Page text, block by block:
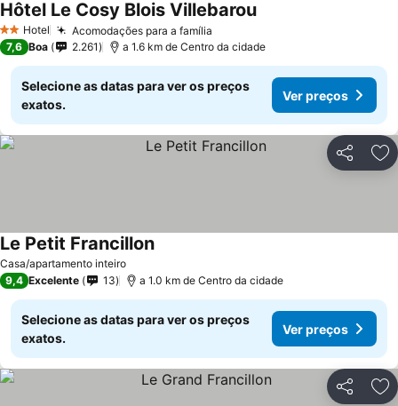
2 Estrelas
Hotel Acomodações para a família
Hôtel Le Cosy Blois VillebarouVer preços
7,6 Boa 2.261 a 1.6 km de Centro da cidade
Selecione as datas para ver os preços
exatos.
Ver preços
Partilhar
Casa/apartamento inteiro
Le Petit FrancillonVer preços
9,4 Excelente 13 a 1.0 km de Centro da cidade
Selecione as datas para ver os preços
exatos.
Ver preços
Partilhar